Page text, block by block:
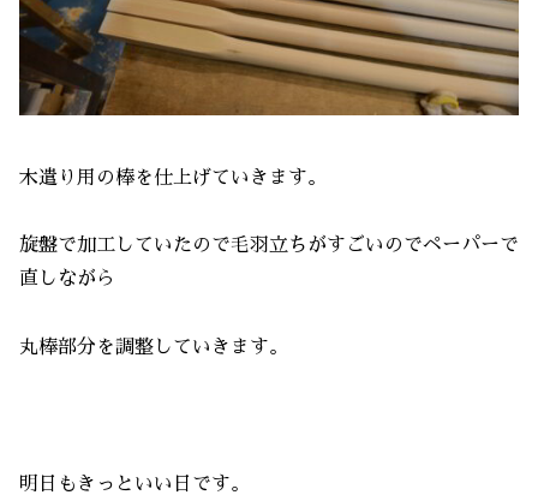
木遣り用の棒を仕上げていきます。
旋盤で加工していたので毛羽立ちがすごいのでペーパーで
直しながら
丸棒部分を調整していきます。
明日もきっといい日です。